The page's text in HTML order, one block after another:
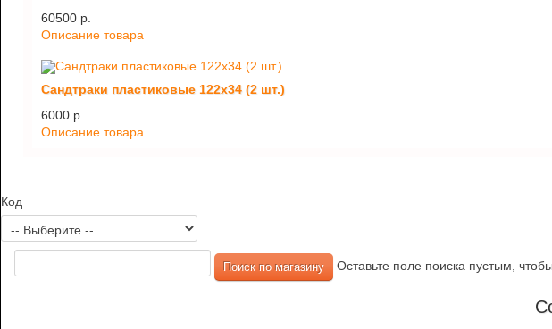
60500 p.
Описание товара
Сандтраки пластиковые 122х34 (2 шт.)
6000 p.
Описание товара
Код
Оставьте поле поиска пустым,